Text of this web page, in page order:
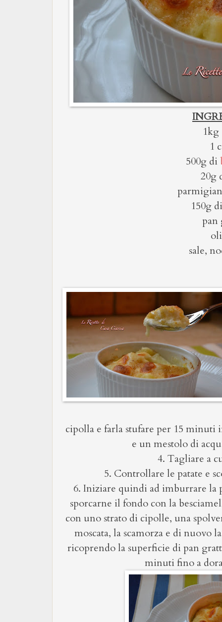
1kg
1
500g di
20g
150g
pan
sale,
cipolla e farla stufare per 15 minuti
e un mestolo di
4. Tagliare a
5. Controllare le patate e
6. Iniziare quindi ad imburrare la
sporcarne il fondo con la
con uno strato di cipolle, una
moscata, la scamorza e di nuovo
ricoprendo la superficie di pan
minuti fino a